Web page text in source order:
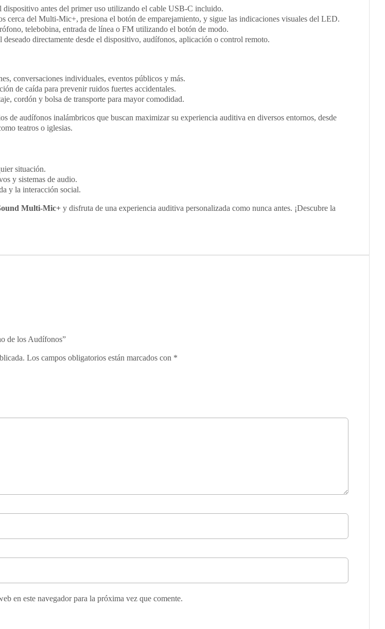
dispositivo antes del primer uso utilizando el cable USB-C incluido.
cerca del Multi-Mic+, presiona el botón de emparejamiento, y sigue las indicaciones visuales del LED.
telebobina, entrada de línea o FM utilizando el botón de modo.
directamente desde el dispositivo, audífonos, aplicación o control remoto.
conversaciones individuales, eventos públicos y más.
de caída para prevenir ruidos fuertes accidentales.
cordón y bolsa de transporte para mayor comodidad.
de audífonos inalámbricos que buscan maximizar su experiencia auditiva en diversos entornos, desde
teatros o iglesias.
situación.
y sistemas de audio.
y la interacción social.
Multi-Mic+ y disfruta de una experiencia auditiva personalizada como nunca antes. ¡Descubre la
de los Audífonos”
Los campos obligatorios están marcados con *
en este navegador para la próxima vez que comente.